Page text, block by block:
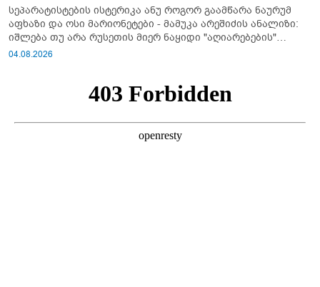
სეპარატისტების ისტერიკა ანუ როგორ გაამწარა ნაურუმ
აფხაზი და ოსი მარიონეტები - მამუკა არეშიძის ანალიზი:
იშლება თუ არა რუსეთის მიერ ნაყიდი "აღიარებების"
სისტემა?!
04.08.2026